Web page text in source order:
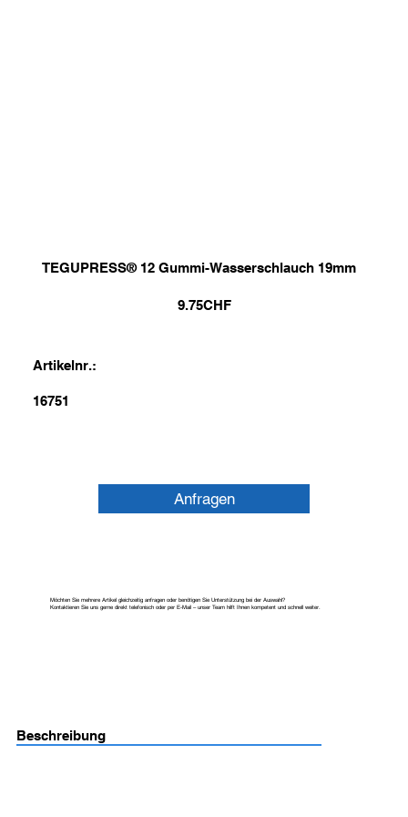
TEGUPRESS® 12 Gummi-Wasserschlauch 19mm
9.75CHF
Artikelnr.:
16751
Anfragen
Möchten Sie mehrere Artikel gleichzeitig anfragen oder benötigen Sie Unterstützung bei der Auswahl?
Kontaktieren Sie uns gerne direkt telefonisch oder per E-Mail – unser Team hilft Ihnen kompetent und schnell weiter.
Beschreibung